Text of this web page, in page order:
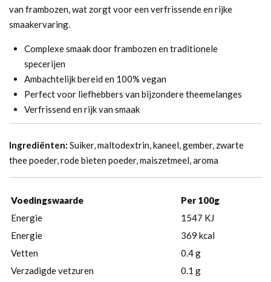
van frambozen, wat zorgt voor een verfrissende en rijke
smaakervaring.
Complexe smaak door frambozen en traditionele
specerijen
Ambachtelijk bereid en 100% vegan
Perfect voor liefhebbers van bijzondere theemelanges
Verfrissend en rijk van smaak
Ingrediënten: Suiker, maltodextrin, kaneel, gember, zwarte
thee poeder, rode bieten poeder, maiszetmeel, aroma
Voedingswaarde
Per 100g
Energie
1547 KJ
Energie
369 kcal
Vetten
0.4 g
Verzadigde vetzuren
0.1 g